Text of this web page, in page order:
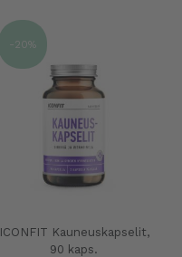
ICONFIT Kauneuskapselit,
90 kaps.
-20%